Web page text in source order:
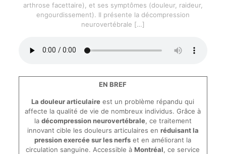
arthrose facettaire), et ses symptômes (douleur, raideur,
engourdissement). Il présente la décompression
neurovertébrale […]
EN BREF
La douleur articulaire est un problème répandu qui
affecte la qualité de vie de nombreux individus. Grâce à
la décompression neurovertébrale, ce traitement
innovant cible les douleurs articulaires en réduisant la
pression exercée sur les nerfs et en améliorant la
circulation sanguine. Accessible àMontréal, ce service